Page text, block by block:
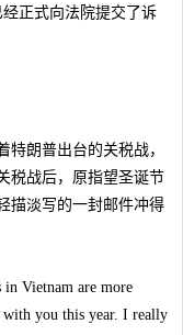
正式向法院提交了诉
朗普出台的关税战，
税战后，原指望圣诞节
描淡写的一封邮件冲得
Vietnam are more
with you this year. I really